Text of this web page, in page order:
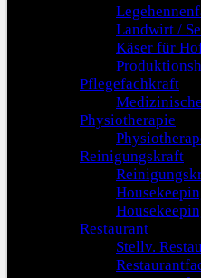
Landwirt /
Käser für
Pflegefachkraft
Physiotherapie
Reinigungskraft
Restaurant
Stellv.